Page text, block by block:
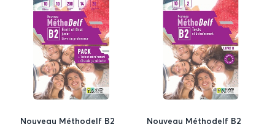
Nouveau Méthodelf B2 Nouveau Méthodelf B2